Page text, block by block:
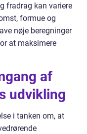
fradrag kan variere
formue og
nøje beregninger
at maksimere
af
udvikling
i tanken om, at